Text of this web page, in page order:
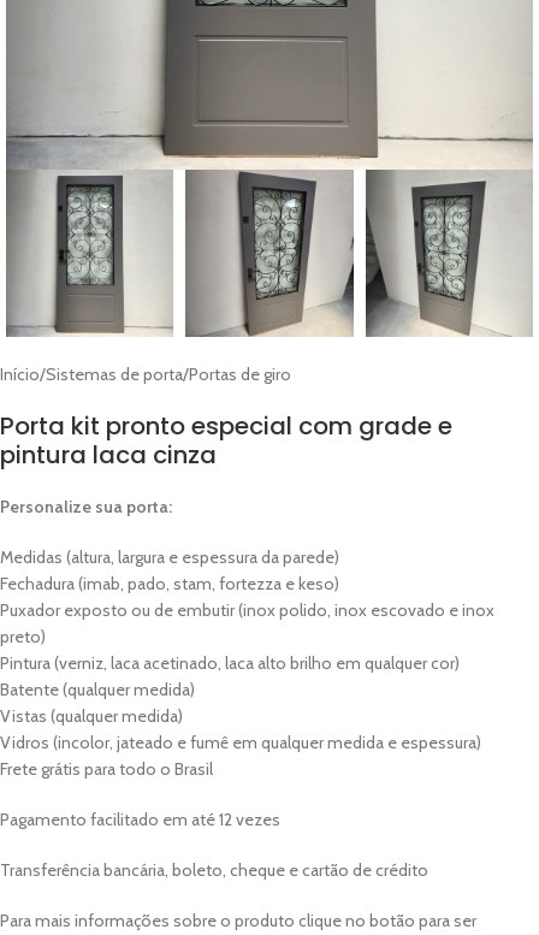
Início/Sistemas de porta/Portas de giro
Porta kit pronto especial com grade e
pintura laca cinza
Personalize sua porta:
Medidas (altura, largura e espessura da parede)
Fechadura (imab, pado, stam, fortezza e keso)
Puxador exposto ou de embutir (inox polido, inox escovado e inox
preto)
Pintura (verniz, laca acetinado, laca alto brilho em qualquer cor)
Batente (qualquer medida)
Vistas (qualquer medida)
Vidros (incolor, jateado e fumê em qualquer medida e espessura)
Frete grátis para todo o Brasil
Pagamento facilitado em até 12 vezes
Transferência bancária, boleto, cheque e cartão de crédito
Para mais informações sobre o produto clique no botão para ser